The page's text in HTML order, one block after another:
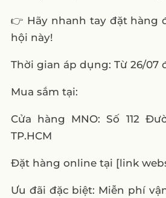
👉 Hãy nhanh tay đặt hàng
hội này!
Thời gian áp dụng: Từ 26/07
Mua sắm tại:
Cửa hàng MNO: Số 112
TP.HCM
Đặt hàng online tại [link
Ưu đãi đặc biệt: Miễn phí